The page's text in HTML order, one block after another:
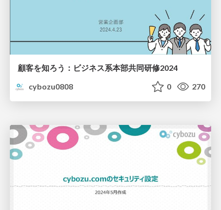
顧客を知ろう：ビジネス系本部共同研修2024
cybozu0808
0 270